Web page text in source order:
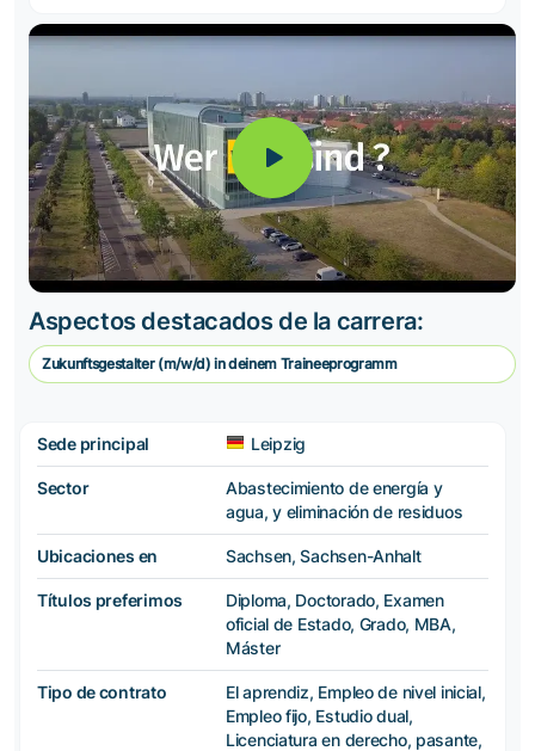
Aspectos destacados de la carrera:
Zukunftsgestalter (m/w/d) in deinem Traineeprogramm
Sede principal Leipzig
Sector
Abastecimiento de energía y
agua, y eliminación de residuos
Ubicaciones en Sachsen, Sachsen-Anhalt
Títulos preferimos
Diploma, Doctorado, Examen
oficial de Estado, Grado, MBA,
Máster
Tipo de contrato
El aprendiz, Empleo de nivel inicial,
Empleo fijo, Estudio dual,
Licenciatura en derecho, pasante,